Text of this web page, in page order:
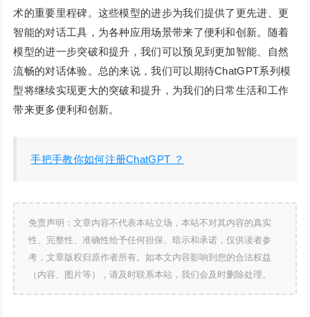
术的重要里程碑。这些模型的进步为我们提供了更先进、更
智能的对话工具，为各种应用场景带来了便利和创新。随着
模型的进一步突破和提升，我们可以预见到更加智能、自然
流畅的对话体验。总的来说，我们可以期待ChatGPT系列模
型将继续实现更大的突破和提升，为我们的日常生活和工作
带来更多便利和创新。
手把手教你如何注册ChatGPT ？
免责声明：文章内容不代表本站立场，本站不对其内容的真实
性、完整性、准确性给予任何担保、暗示和承诺，仅供读者参
考，文章版权归原作者所有。如本文内容影响到您的合法权益
（内容、图片等），请及时联系本站，我们会及时删除处理。